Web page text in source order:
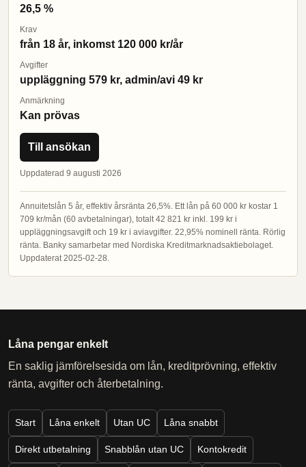
26,5 %
Krav
från 18 år, inkomst 120 000 kr/år
Avgifter
uppläggning 579 kr, admin/avi 49 kr
Anmärkning
Kan prövas
Till ansökan
Uppdaterad 9 augusti 2026
Annuitetslån 5 år, effektiv årsränta 26,5%. Ett lån på 60 000 kr kostar 1
709 kr/mån (60 avbetalningar), totalt 42 821 kr inkl. 199 kr i
uppläggningsavgift och 19 kr i aviavgifter. 22,95% nominell ränta. Rörlig
ränta. Banky samarbetar med Nordiska Kreditmarknadsaktiebolaget.
Uppdaterat 2025-02-28.
Låna pengar enkelt
En saklig jämförelsesida om lån, kreditprövning, effektiv
ränta, avgifter och återbetalning.
Start Låna enkelt Utan UC Låna snabbt
Direkt utbetalning Snabblån utan UC Kontokredit